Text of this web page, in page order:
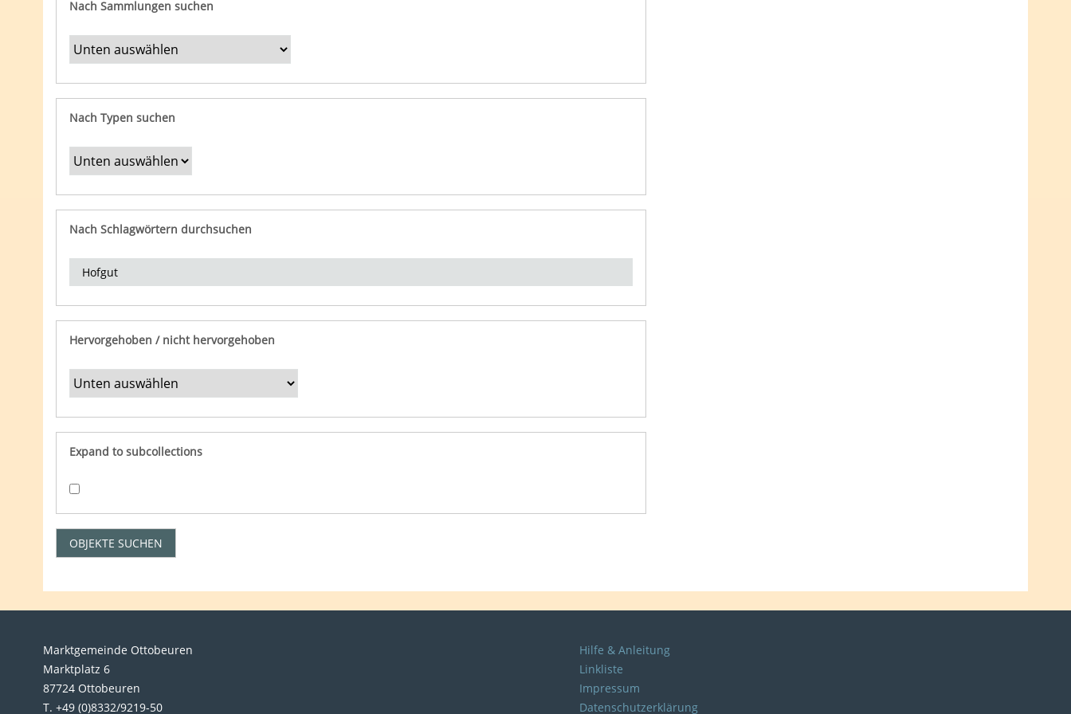
Nach Sammlungen suchen
Nach Typen suchen
Nach Schlagwörtern durchsuchen
Hervorgehoben / nicht hervorgehoben
Expand to subcollections
Marktgemeinde Ottobeuren
Marktplatz 6
87724 Ottobeuren
T. +49 (0)8332/9219-50
Hilfe & Anleitung
Linkliste
Impressum
Datenschutzerklärung